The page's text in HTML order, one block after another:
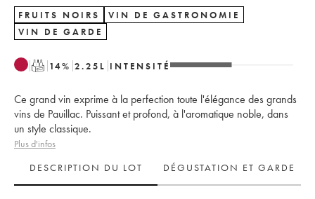
FRUITS NOIRS
VIN DE GASTRONOMIE
VIN DE GARDE
T 14% 2.25 L INTENSITÉ
Ce grand vin exprime à la perfection toute l'élégance des grands
vins de Pauillac. Puissant et profond, à l'aromatique noble, dans
un style classique.
Plus d'infos
DESCRIPTION DU LOT
DÉGUSTATION ET GARDE